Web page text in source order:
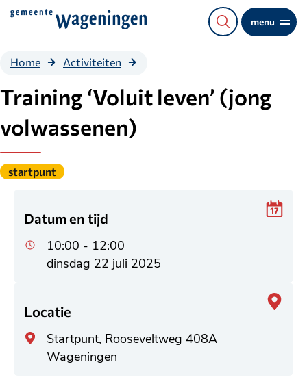
Direct
content
menu
Home Activiteiten
volwassenen)
Training ‘Voluit leven’ (jong
volwassenen)
Gepubliceerd
categorie:
startpunt
Datum en tijd
10:00 - 12:00
dinsdag 22 juli 2025
Locatie
Algemeen
adres
Startpunt, Rooseveltweg 408A
Wageningen